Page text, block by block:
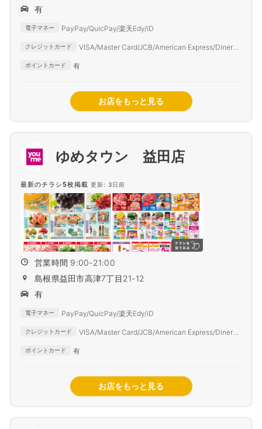
有
電子マネー PayPay/QuicPay/楽天Edy/iD
クレジットカード
VISA/Master Card/JCB/American Express/Diners
ポイントカード 有
お店をもっと見る
ゆめタウン 益田店
最新のチラシ5枚掲載 更新: 3日前
営業時間 9:00-21:00
島根県益田市高津7丁目21-12
有
電子マネー PayPay/QuicPay/楽天Edy/iD
クレジットカード
VISA/Master Card/JCB/American Express/Diners
ポイントカード 有
お店をもっと見る